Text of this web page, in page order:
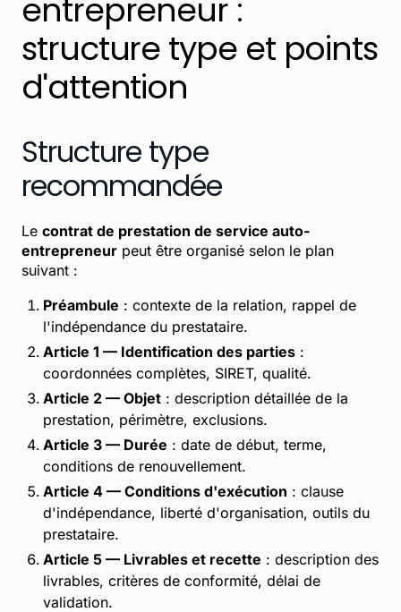
entrepreneur :
structure type et points
d'attention
Structure type
recommandée
Le contrat de prestation de service auto-
entrepreneur peut être organisé selon le plan
suivant :
Préambule : contexte de la relation, rappel de
l'indépendance du prestataire.
Article 1 — Identification des parties :
coordonnées complètes, SIRET, qualité.
Article 2 — Objet : description détaillée de la
prestation, périmètre, exclusions.
Article 3 — Durée : date de début, terme,
conditions de renouvellement.
Article 4 — Conditions d'exécution : clause
d'indépendance, liberté d'organisation, outils du
prestataire.
Article 5 — Livrables et recette : description des
livrables, critères de conformité, délai de
validation.